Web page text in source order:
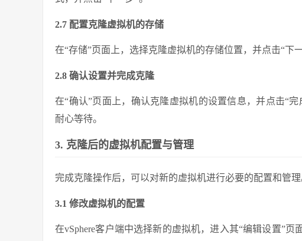
2.7 配置克隆虚拟机的存储
在“存储”页面上，选择克隆虚拟机的存储位置，并点击“下一
2.8 确认设置并完成克隆
在“确认”页面上，确认克隆虚拟机的设置信息，并点击“
耐心等待。
3. 克隆后的虚拟机配置与管理
完成克隆操作后，可以对新的虚拟机进行必要的配置和管理
3.1 修改虚拟机的配置
在vSphere客户端中选择新的虚拟机，进入其“编辑设置”